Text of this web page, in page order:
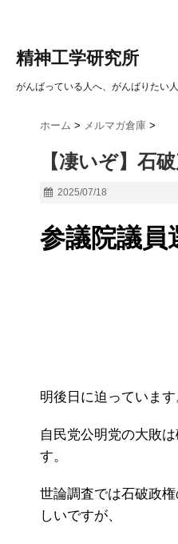
精神工学研究所
がんばっている人へ、がんばりたい
ホーム > メルマガ倉庫 >
【凄いぞ】石
2025/07/18
参議院議員
明後日に迫っています
自民党公明党の大敗
す。
世論調査では石破政
しいですが、